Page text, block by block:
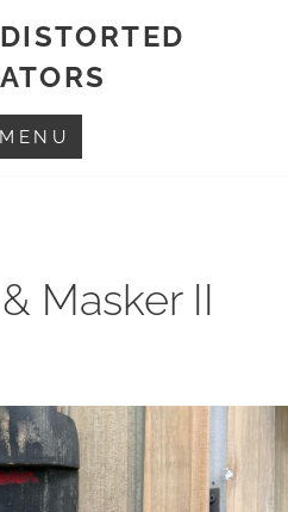
MENU
Masker II